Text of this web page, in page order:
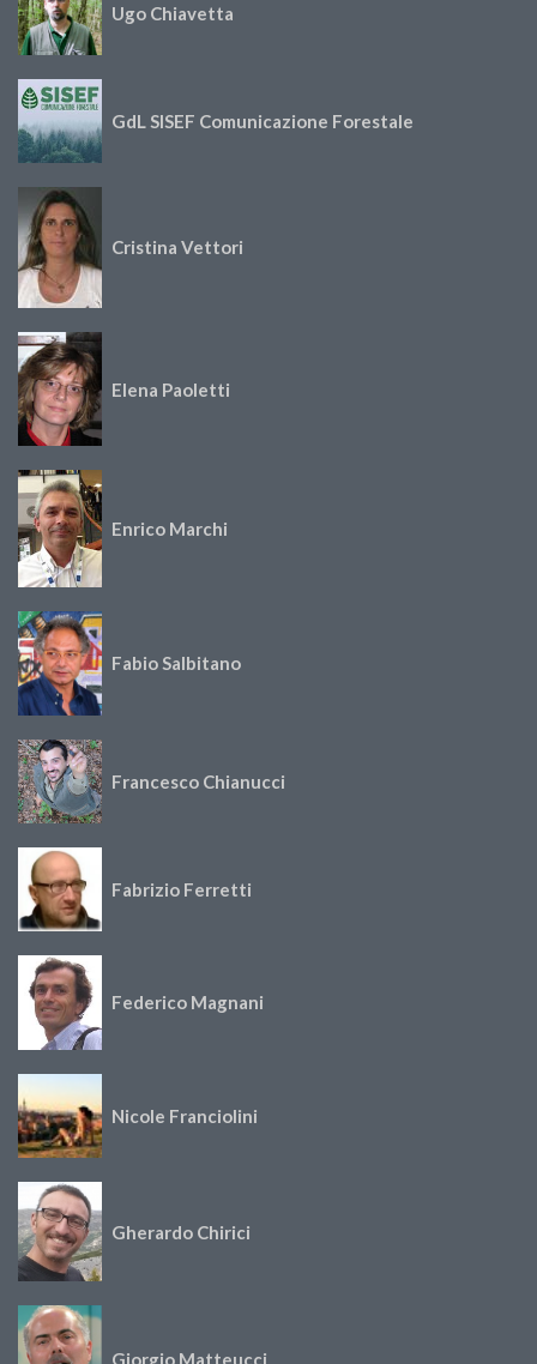
Ugo Chiavetta
GdL SISEF Comunicazione Forestale
Cristina Vettori
Elena Paoletti
Enrico Marchi
Fabio Salbitano
Francesco Chianucci
Fabrizio Ferretti
Federico Magnani
Nicole Franciolini
Gherardo Chirici
Giorgio Matteucci